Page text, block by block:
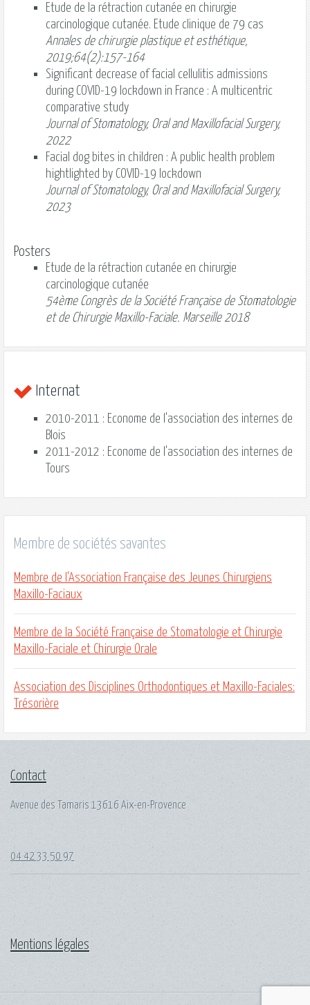
Etude de la rétraction cutanée en chirurgie
carcinologique cutanée. Etude clinique de 79 cas
Annales de chirurgie plastique et esthétique,
2019;64(2):157-164
Significant decrease of facial cellulitis admissions
during COVID-19 lockdown in France : A multicentric
comparative study
Journal of Stomatology, Oral and Maxillofacial Surgery,
2022
Facial dog bites in children : A public health problem
hightlighted by COVID-19 lockdown
Journal of Stomatology, Oral and Maxillofacial Surgery,
2023
Posters
Etude de la rétraction cutanée en chirurgie
carcinologique cutanée
54ème Congrès de la Société Française de Stomatologie
et de Chirurgie Maxillo-Faciale. Marseille 2018
Internat
2010-2011 : Econome de l'association des internes de
Blois
2011-2012 : Econome de l'association des internes de
Tours
Membre de sociétés savantes
Membre de l'Association Française des Jeunes Chirurgiens
Maxillo-Faciaux
Membre de la Société Française de Stomatologie et Chirurgie
Maxillo-Faciale et Chirurgie Orale
Association des Disciplines Orthodontiques et Maxillo-Faciales:
Trésorière
Contact
Avenue des Tamaris 13616 Aix-en-Provence
04 42 33 50 97
Mentions légales